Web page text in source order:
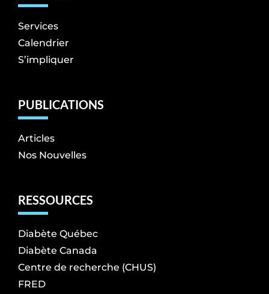
Services
Calendrier
S’impliquer
PUBLICATIONS
Articles
Nos Nouvelles
RESSOURCES
Diabète Québec
Diabète Canada
Centre de recherche (CHUS)
FRED